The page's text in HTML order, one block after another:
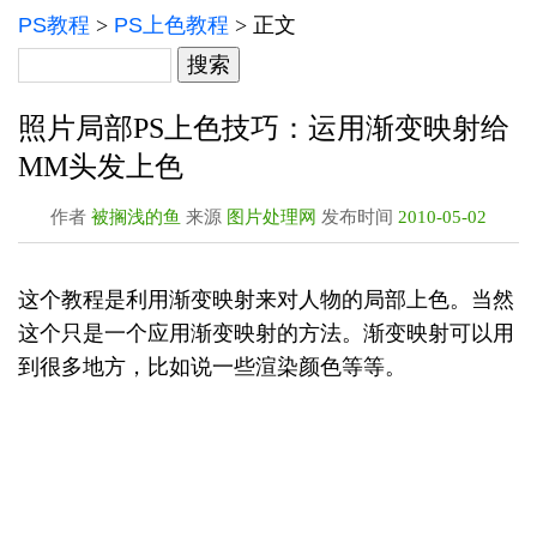
PS教程 > PS上色教程 > 正文
照片局部PS上色技巧：运用渐变映射给
MM头发上色
作者 被搁浅的鱼 来源 图片处理网 发布时间 2010-05-02
这个教程是利用渐变映射来对人物的局部上色。当然
这个只是一个应用渐变映射的方法。渐变映射可以用
到很多地方，比如说一些渲染颜色等等。